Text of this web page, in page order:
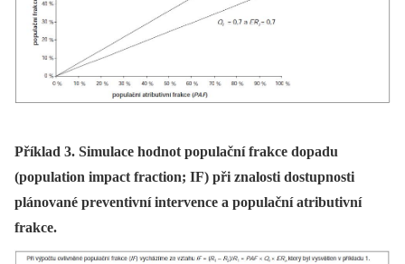
Příklad 3. Simulace hodnot populační frakce dopadu
(population impact fraction; IF) při znalosti dostupnosti
plánované preventivní intervence a populační atributivní
frakce.